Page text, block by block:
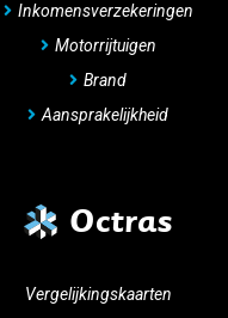
Inkomensverzekeringen
Motorrijtuigen
Brand
Aansprakelijkheid
Octras
Vergelijkingskaarten